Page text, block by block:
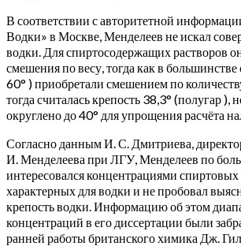
В соответствии с авторитетной
Водки» в Москве, Менделеев не искал
водки. Для спиртосодержащих растворов
смешения по весу, тогда как в
60° ) приобретали смешением по
тогда считалась крепость 38,3° (полугар ),
округлено до 40° для упрощения расчёта
Согласно данным И. С. Дмитриева,
И. Менделеева при ЛГУ, Менделеев по
интересовался концентрациями спиртовых
характерных для водки и не пробовал
крепость водки. Информацию об этом
концентраций в его диссертации были
ранней работы британского химика Дж.